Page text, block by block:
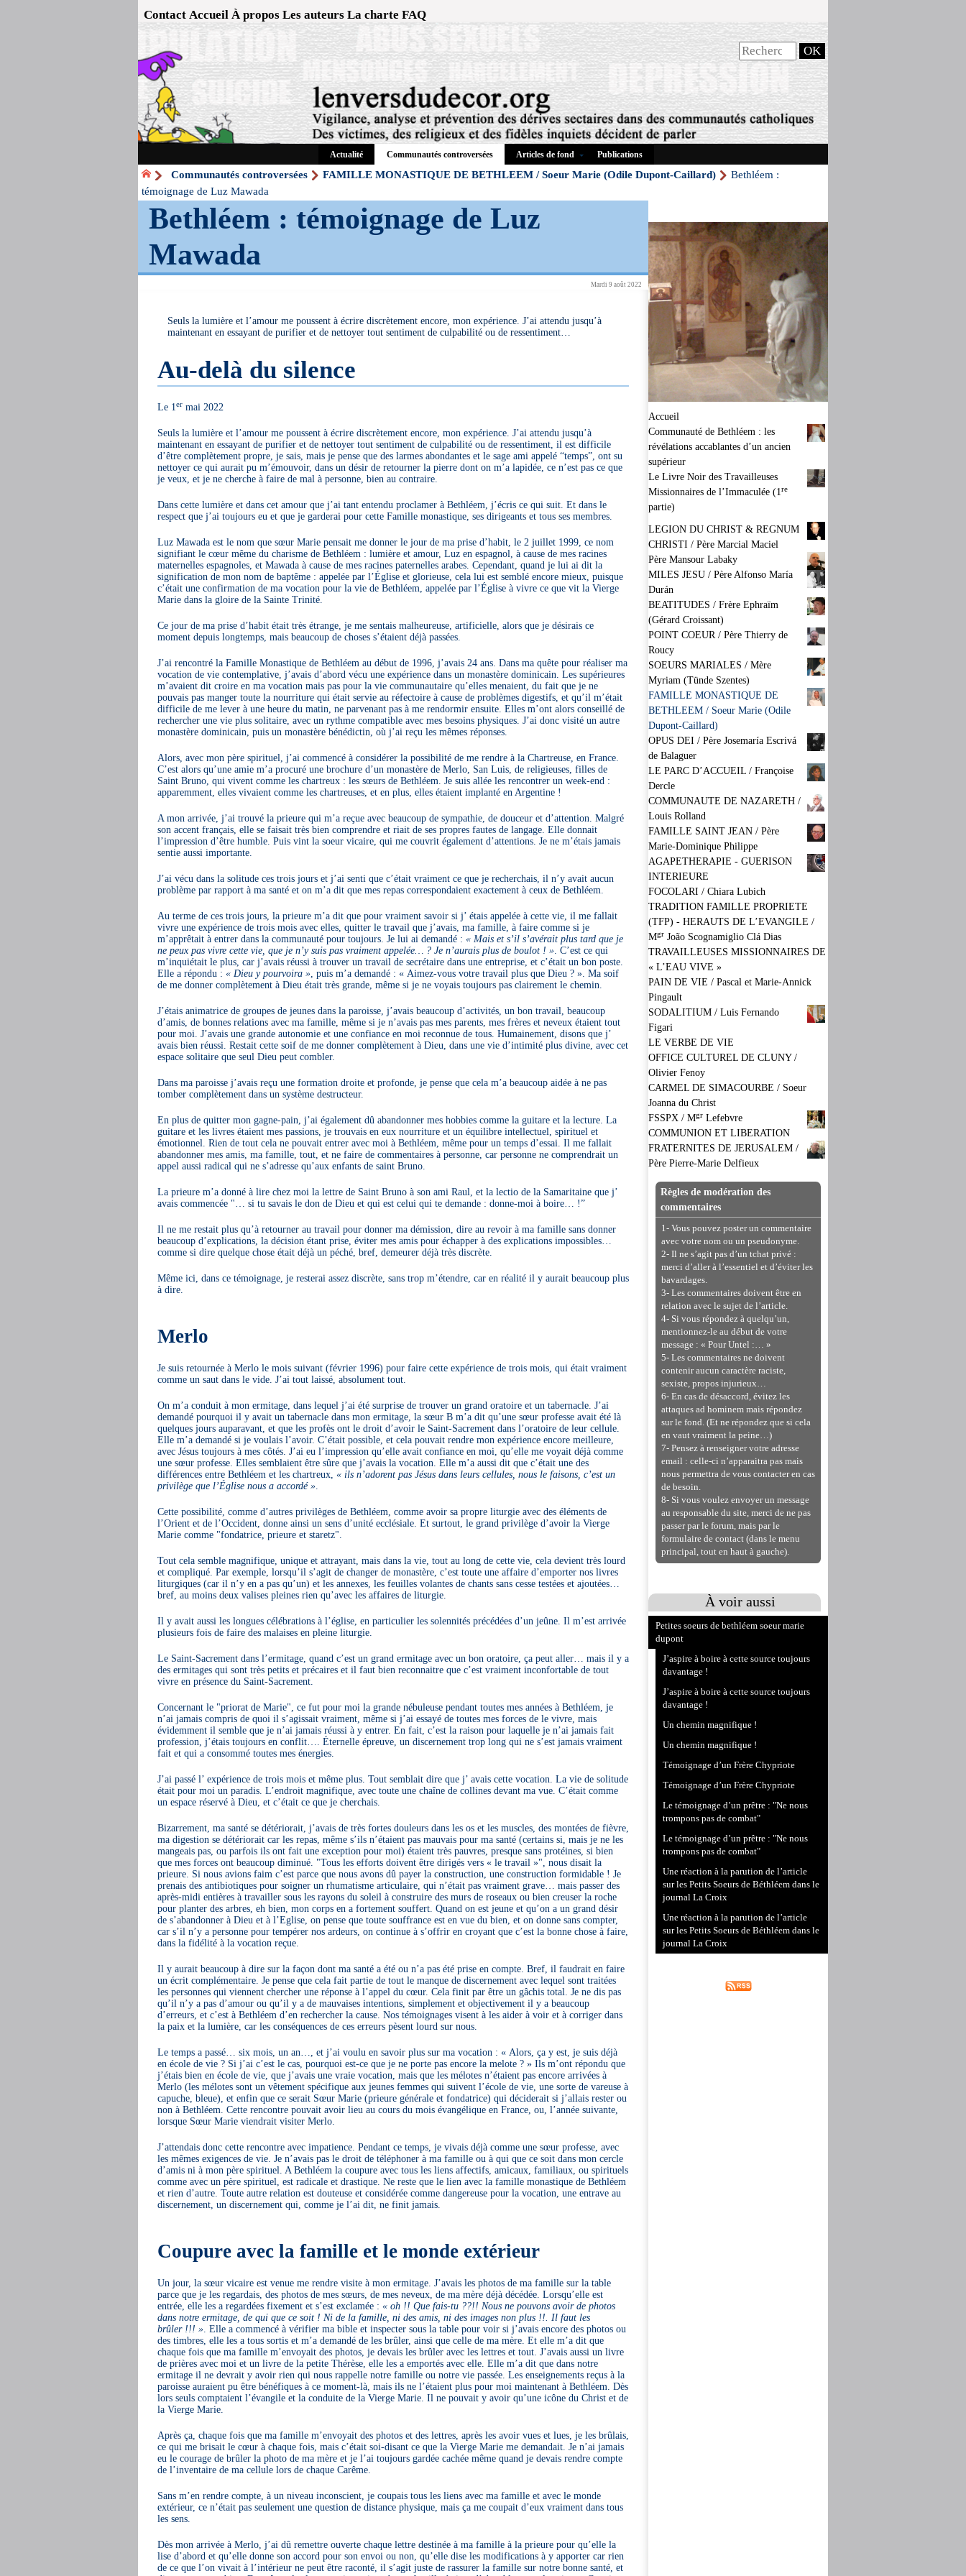
Contact Accueil À propos Les auteurs La charte FAQ
Actualité Communautés controversées Articles de fond Publications
Communautés controversées FAMILLE MONASTIQUE DE BETHLEEM / Soeur Marie (Odile Dupont-Caillard)
Bethléem :
témoignage de Luz Mawada
Bethléem : témoignage de Luz
Mawada
Mardi 9 août 2022
Seuls la lumière et l’amour me poussent à écrire discrètement encore, mon expérience. J’ai attendu jusqu’à
maintenant en essayant de purifier et de nettoyer tout sentiment de culpabilité ou de ressentiment…
Au-delà du silence
Le 1ermai 2022
Seuls la lumière et l’amour me poussent à écrire discrètement encore, mon expérience. J’ai attendu jusqu’à
maintenant en essayant de purifier et de nettoyer tout sentiment de culpabilité ou de ressentiment, il est difficile
d’être complètement propre, je sais, mais je pense que des larmes abondantes et le sage ami appelé “temps”, ont su
nettoyer ce qui aurait pu m’émouvoir, dans un désir de retourner la pierre dont on m’a lapidée, ce n’est pas ce que
je veux, et je ne cherche à faire de mal à personne, bien au contraire.
Dans cette lumière et dans cet amour que j’ai tant entendu proclamer à Bethléem, j’écris ce qui suit. Et dans le
respect que j’ai toujours eu et que je garderai pour cette Famille monastique, ses dirigeants et tous ses membres.
Luz Mawada est le nom que sœur Marie pensait me donner le jour de ma prise d’habit, le 2 juillet 1999, ce nom
signifiant le cœur même du charisme de Bethléem : lumière et amour, Luz en espagnol, à cause de mes racines
maternelles espagnoles, et Mawada à cause de mes racines paternelles arabes. Cependant, quand je lui ai dit la
signification de mon nom de baptême : appelée par l’Église et glorieuse, cela lui est semblé encore mieux, puisque
c’était une confirmation de ma vocation pour la vie de Bethléem, appelée par l’Église à vivre ce que vit la Vierge
Marie dans la gloire de la Sainte Trinité.
Ce jour de ma prise d’habit était très étrange, je me sentais malheureuse, artificielle, alors que je désirais ce
moment depuis longtemps, mais beaucoup de choses s’étaient déjà passées.
J’ai rencontré la Famille Monastique de Bethléem au début de 1996, j’avais 24 ans. Dans ma quête pour réaliser ma
vocation de vie contemplative, j’avais d’abord vécu une expérience dans un monastère dominicain. Les supérieures
m’avaient dit croire en ma vocation mais pas pour la vie communautaire qu’elles menaient, du fait que je ne
pouvais pas manger toute la nourriture qui était servie au réfectoire à cause de problèmes digestifs, et qu’il m’était
difficile de me lever à une heure du matin, ne parvenant pas à me rendormir ensuite. Elles m’ont alors conseillé de
rechercher une vie plus solitaire, avec un rythme compatible avec mes besoins physiques. J’ai donc visité un autre
monastère dominicain, puis un monastère bénédictin, où j’ai reçu les mêmes réponses.
Alors, avec mon père spirituel, j’ai commencé à considérer la possibilité de me rendre à la Chartreuse, en France.
C’est alors qu’une amie m’a procuré une brochure d’un monastère de Merlo, San Luis, de religieuses, filles de
Saint Bruno, qui vivent comme les chartreux : les sœurs de Bethléem. Je suis allée les rencontrer un week-end :
apparemment, elles vivaient comme les chartreuses, et en plus, elles étaient implanté en Argentine !
A mon arrivée, j’ai trouvé la prieure qui m’a reçue avec beaucoup de sympathie, de douceur et d’attention. Malgré
son accent français, elle se faisait très bien comprendre et riait de ses propres fautes de langage. Elle donnait
l’impression d’être humble. Puis vint la soeur vicaire, qui me couvrit également d’attentions. Je ne m’étais jamais
sentie aussi importante.
J’ai vécu dans la solitude ces trois jours et j’ai senti que c’était vraiment ce que je recherchais, il n’y avait aucun
problème par rapport à ma santé et on m’a dit que mes repas correspondaient exactement à ceux de Bethléem.
Au terme de ces trois jours, la prieure m’a dit que pour vraiment savoir si j’ étais appelée à cette vie, il me fallait
vivre une expérience de trois mois avec elles, quitter le travail que j’avais, ma famille, à faire comme si je
m’apprêtait à entrer dans la communauté pour toujours. Je lui ai demandé : « Mais et s’il s’avérait plus tard que je
ne peux pas vivre cette vie, que je n’y suis pas vraiment appelée… ? Je n’aurais plus de boulot ! ». C’est ce qui
m’inquiétait le plus, car j’avais réussi à trouver un travail de secrétaire dans une entreprise, et c’était un bon poste.
Elle a répondu : « Dieu y pourvoira », puis m’a demandé : « Aimez-vous votre travail plus que Dieu ? ». Ma soif
de me donner complètement à Dieu était très grande, même si je ne voyais toujours pas clairement le chemin.
J’étais animatrice de groupes de jeunes dans la paroisse, j’avais beaucoup d’activités, un bon travail, beaucoup
d’amis, de bonnes relations avec ma famille, même si je n’avais pas mes parents, mes frères et neveux étaient tout
pour moi. J’avais une grande autonomie et une confiance en moi reconnue de tous. Humainement, disons que j’
avais bien réussi. Restait cette soif de me donner complètement à Dieu, dans une vie d’intimité plus divine, avec cet
espace solitaire que seul Dieu peut combler.
Dans ma paroisse j’avais reçu une formation droite et profonde, je pense que cela m’a beaucoup aidée à ne pas
tomber complètement dans un système destructeur.
En plus de quitter mon gagne-pain, j’ai également dû abandonner mes hobbies comme la guitare et la lecture. La
guitare et les livres étaient mes passions, je trouvais en eux nourriture et un équilibre intellectuel, spirituel et
émotionnel. Rien de tout cela ne pouvait entrer avec moi à Bethléem, même pour un temps d’essai. Il me fallait
abandonner mes amis, ma famille, tout, et ne faire de commentaires à personne, car personne ne comprendrait un
appel aussi radical qui ne s’adresse qu’aux enfants de saint Bruno.
La prieure m’a donné à lire chez moi la lettre de Saint Bruno à son ami Raul, et la lectio de la Samaritaine que j’
avais commencée "… si tu savais le don de Dieu et qui est celui qui te demande : donne-moi à boire… !”
Il ne me restait plus qu’à retourner au travail pour donner ma démission, dire au revoir à ma famille sans donner
beaucoup d’explications, la décision étant prise, éviter mes amis pour échapper à des explications impossibles…
comme si dire quelque chose était déjà un péché, bref, demeurer déjà très discrète.
Même ici, dans ce témoignage, je resterai assez discrète, sans trop m’étendre, car en réalité il y aurait beaucoup plus
à dire.
Merlo
Je suis retournée à Merlo le mois suivant (février 1996) pour faire cette expérience de trois mois, qui était vraiment
comme un saut dans le vide. J’ai tout laissé, absolument tout.
On m’a conduit à mon ermitage, dans lequel j’ai été surprise de trouver un grand oratoire et un tabernacle. J’ai
demandé pourquoi il y avait un tabernacle dans mon ermitage, la sœur B m’a dit qu’une sœur professe avait été là
quelques jours auparavant, et que les profès ont le droit d’avoir le Saint-Sacrement dans l’oratoire de leur cellule.
Elle m’a demandé si je voulais l’avoir. C’était possible, et cela pouvait rendre mon expérience encore meilleure,
avec Jésus toujours à mes côtés. J’ai eu l’impression qu’elle avait confiance en moi, qu’elle me voyait déjà comme
une sœur professe. Elles semblaient être sûre que j’avais la vocation. Elle m’a aussi dit que c’était une des
différences entre Bethléem et les chartreux, « ils n’adorent pas Jésus dans leurs cellules, nous le faisons, c’est un
privilège que l’Église nous a accordé ».
Cette possibilité, comme d’autres privilèges de Bethléem, comme avoir sa propre liturgie avec des éléments de
l’Orient et de l’Occident, donne ainsi un sens d’unité ecclésiale. Et surtout, le grand privilège d’avoir la Vierge
Marie comme "fondatrice, prieure et staretz".
Tout cela semble magnifique, unique et attrayant, mais dans la vie, tout au long de cette vie, cela devient très lourd
et compliqué. Par exemple, lorsqu’il s’agit de changer de monastère, c’est toute une affaire d’emporter nos livres
liturgiques (car il n’y en a pas qu’un) et les annexes, les feuilles volantes de chants sans cesse testées et ajoutées…
bref, au moins deux valises pleines rien qu’avec les affaires de liturgie.
Il y avait aussi les longues célébrations à l’église, en particulier les solennités précédées d’un jeûne. Il m’est arrivée
plusieurs fois de faire des malaises en pleine liturgie.
Le Saint-Sacrement dans l’ermitage, quand c’est un grand ermitage avec un bon oratoire, ça peut aller… mais il y a
des ermitages qui sont très petits et précaires et il faut bien reconnaitre que c’est vraiment inconfortable de tout
vivre en présence du Saint-Sacrement.
Concernant le "priorat de Marie", ce fut pour moi la grande nébuleuse pendant toutes mes années à Bethléem, je
n’ai jamais compris de quoi il s’agissait vraiment, même si j’ai essayé de toutes mes forces de le vivre, mais
évidemment il semble que je n’ai jamais réussi à y entrer. En fait, c’est la raison pour laquelle je n’ai jamais fait
profession, j’étais toujours en conflit…. Éternelle épreuve, un discernement trop long qui ne s’est jamais vraiment
fait et qui a consommé toutes mes énergies.
J’ai passé l’ expérience de trois mois et même plus. Tout semblait dire que j’ avais cette vocation. La vie de solitude
était pour moi un paradis. L’endroit magnifique, avec toute une chaîne de collines devant ma vue. C’était comme
un espace réservé à Dieu, et c’était ce que je cherchais.
Bizarrement, ma santé se détériorait, j’avais de très fortes douleurs dans les os et les muscles, des montées de fièvre,
ma digestion se détériorait car les repas, même s’ils n’étaient pas mauvais pour ma santé (certains si, mais je ne les
mangeais pas, ou parfois ils ont fait une exception pour moi) étaient très pauvres, presque sans protéines, si bien
que mes forces ont beaucoup diminué. "Tous les efforts doivent être dirigés vers « le travail »", nous disait la
prieure. Si nous avions faim c’est parce que nous avons dû payer la construction, une construction formidable ! Je
prenais des antibiotiques pour soigner un rhumatisme articulaire, qui n’était pas vraiment grave… mais passer des
après-midi entières à travailler sous les rayons du soleil à construire des murs de roseaux ou bien creuser la roche
pour planter des arbres, eh bien, mon corps en a fortement souffert. Quand on est jeune et qu’on a un grand désir
de s’abandonner à Dieu et à l’Eglise, on pense que toute souffrance est en vue du bien, et on donne sans compter,
car s’il n’y a personne pour tempérer nos ardeurs, on continue à s’offrir en croyant que c’est la bonne chose à faire,
dans la fidélité à la vocation reçue.
Il y aurait beaucoup à dire sur la façon dont ma santé a été ou n’a pas été prise en compte. Bref, il faudrait en faire
un écrit complémentaire. Je pense que cela fait partie de tout le manque de discernement avec lequel sont traitées
les personnes qui viennent chercher une réponse à l’appel du cœur. Cela finit par être un gâchis total. Je ne dis pas
qu’il n’y a pas d’amour ou qu’il y a de mauvaises intentions, simplement et objectivement il y a beaucoup
d’erreurs, et c’est à Bethléem d’en rechercher la cause. Nos témoignages visent à les aider à voir et à corriger dans
la paix et la lumière, car les conséquences de ces erreurs pèsent lourd sur nous.
Le temps a passé… six mois, un an…, et j’ai voulu en savoir plus sur ma vocation : « Alors, ça y est, je suis déjà
en école de vie ? Si j’ai c’est le cas, pourquoi est-ce que je ne porte pas encore la melote ? » Ils m’ont répondu que
j’étais bien en école de vie, que j’avais une vraie vocation, mais que les mélotes n’étaient pas encore arrivées à
Merlo (les mélotes sont un vêtement spécifique aux jeunes femmes qui suivent l’école de vie, une sorte de vareuse à
capuche, bleue), et enfin que ce serait Sœur Marie (prieure générale et fondatrice) qui déciderait si j’allais rester ou
non à Bethléem. Cette rencontre pouvait avoir lieu au cours du mois évangélique en France, ou, l’année suivante,
lorsque Sœur Marie viendrait visiter Merlo.
J’attendais donc cette rencontre avec impatience. Pendant ce temps, je vivais déjà comme une sœur professe, avec
les mêmes exigences de vie. Je n’avais pas le droit de téléphoner à ma famille ou à qui que ce soit dans mon cercle
d’amis ni à mon père spirituel. A Bethléem la coupure avec tous les liens affectifs, amicaux, familiaux, ou spirituels
comme avec un père spirituel, est radicale et drastique. Ne reste que le lien avec la famille monastique de Bethléem
et rien d’autre. Toute autre relation est douteuse et considérée comme dangereuse pour la vocation, une entrave au
discernement, un discernement qui, comme je l’ai dit, ne finit jamais.
Coupure avec la famille et le monde extérieur
Un jour, la sœur vicaire est venue me rendre visite à mon ermitage. J’avais les photos de ma famille sur la table
parce que je les regardais, des photos de mes sœurs, de mes neveux, de ma mère déjà décédée. Lorsqu’elle est
entrée, elle les a regardées fixement et s’est exclamée : « oh !! Que fais-tu ??!! Nous ne pouvons avoir de photos
dans notre ermitage, de qui que ce soit ! Ni de la famille, ni des amis, ni des images non plus !!. Il faut les
brûler !!! ». Elle a commencé à vérifier ma bible et inspecter sous la table pour voir si j’avais encore des photos ou
des timbres, elle les a tous sortis et m’a demandé de les brûler, ainsi que celle de ma mère. Et elle m’a dit que
chaque fois que ma famille m’envoyait des photos, je devais les brûler avec les lettres et tout. J’avais aussi un livre
de prières avec moi et un livre de la petite Thérèse, elle les a emportés avec elle. Elle m’a dit que dans notre
ermitage il ne devrait y avoir rien qui nous rappelle notre famille ou notre vie passée. Les enseignements reçus à la
paroisse auraient pu être bénéfiques à ce moment-là, mais ils ne l’étaient plus pour moi maintenant à Bethléem. Dès
lors seuls comptaient l’évangile et la conduite de la Vierge Marie. Il ne pouvait y avoir qu’une icône du Christ et de
la Vierge Marie.
Après ça, chaque fois que ma famille m’envoyait des photos et des lettres, après les avoir vues et lues, je les brûlais,
ce qui me brisait le cœur à chaque fois, mais c’était soi-disant ce que la Vierge Marie me demandait. Je n’ai jamais
eu le courage de brûler la photo de ma mère et je l’ai toujours gardée cachée même quand je devais rendre compte
de l’inventaire de ma cellule lors de chaque Carême.
Sans m’en rendre compte, à un niveau inconscient, je coupais tous les liens avec ma famille et avec le monde
extérieur, ce n’était pas seulement une question de distance physique, mais ça me coupait d’eux vraiment dans tous
les sens.
Dès mon arrivée à Merlo, j’ai dû remettre ouverte chaque lettre destinée à ma famille à la prieure pour qu’elle la
lise d’abord et qu’elle donne son accord pour son envoi ou non, qu’elle dise les modifications à y apporter car rien
de ce que l’on vivait à l’intérieur ne peut être raconté, il s’agit juste de rassurer la famille sur notre bonne santé, et
Accueil
Communauté de Bethléem : les
révélations accablantes d’un ancien
supérieur
Le Livre Noir des Travailleuses
Missionnaires de l’Immaculée (1re
partie)
LEGION DU CHRIST & REGNUM
CHRISTI / Père Marcial Maciel
Père Mansour Labaky
MILES JESU / Père Alfonso María
Durán
BEATITUDES / Frère Ephraïm
(Gérard Croissant)
POINT COEUR / Père Thierry de
Roucy
SOEURS MARIALES / Mère
Myriam (Tünde Szentes)
FAMILLE MONASTIQUE DE
BETHLEEM / Soeur Marie (Odile
Dupont-Caillard)
OPUS DEI / Père Josemaría Escrivá
de Balaguer
LE PARC D’ACCUEIL / Françoise
Dercle
COMMUNAUTE DE NAZARETH /
Louis Rolland
FAMILLE SAINT JEAN / Père
Marie-Dominique Philippe
AGAPETHERAPIE - GUERISON
INTERIEURE
FOCOLARI / Chiara Lubich
TRADITION FAMILLE PROPRIETE
(TFP) - HERAUTS DE L’EVANGILE /
Mgr João Scognamiglio Clá Dias
TRAVAILLEUSES MISSIONNAIRES DE
« L’EAU VIVE »
PAIN DE VIE / Pascal et Marie-Annick
Pingault
SODALITIUM / Luis Fernando
Figari
LE VERBE DE VIE
OFFICE CULTUREL DE CLUNY /
Olivier Fenoy
CARMEL DE SIMACOURBE / Soeur
Joanna du Christ
FSSPX / Mgr Lefebvre
COMMUNION ET LIBERATION
FRATERNITES DE JERUSALEM /
Père Pierre-Marie Delfieux
Règles de modération des
commentaires
1- Vous pouvez poster un commentaire
avec votre nom ou un pseudonyme.
2- Il ne s’agit pas d’un tchat privé :
merci d’aller à l’essentiel et d’éviter les
bavardages.
3- Les commentaires doivent être en
relation avec le sujet de l’article.
4- Si vous répondez à quelqu’un,
mentionnez-le au début de votre
message : « Pour Untel :… »
5- Les commentaires ne doivent
contenir aucun caractère raciste,
sexiste, propos injurieux…
6- En cas de désaccord, évitez les
attaques ad hominem mais répondez
sur le fond. (Et ne répondez que si cela
en vaut vraiment la peine…)
7- Pensez à renseigner votre adresse
email : celle-ci n’apparaitra pas mais
nous permettra de vous contacter en cas
de besoin.
8- Si vous voulez envoyer un message
au responsable du site, merci de ne pas
passer par le forum, mais par le
formulaire de contact (dans le menu
principal, tout en haut à gauche).
À voir aussi
Petites soeurs de bethléem soeur marie
dupont
J’aspire à boire à cette source toujours
davantage !
J’aspire à boire à cette source toujours
davantage !
Un chemin magnifique !
Un chemin magnifique !
Témoignage d’un Frère Chypriote
Témoignage d’un Frère Chypriote
Le témoignage d’un prêtre : "Ne nous
trompons pas de combat"
Le témoignage d’un prêtre : "Ne nous
trompons pas de combat"
Une réaction à la parution de l’article
sur les Petits Soeurs de Béthléem dans le
journal La Croix
Une réaction à la parution de l’article
sur les Petits Soeurs de Béthléem dans le
journal La Croix